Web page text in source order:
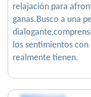
relajación para
ganas.Busco a una
los sentimientos
realmente tienen.